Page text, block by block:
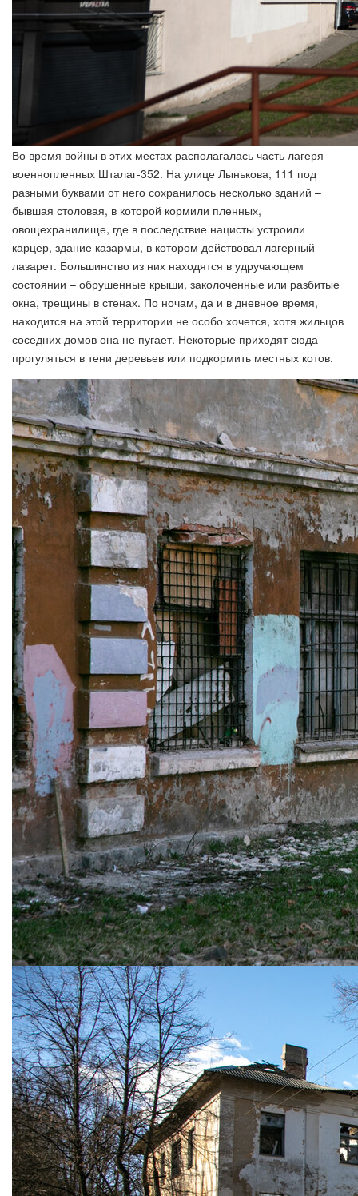
Во время войны в этих местах располагалась часть лагеря
военнопленных Шталаг-352. На улице Лынькова, 111 под
разными буквами от него сохранилось несколько зданий –
бывшая столовая, в которой кормили пленных,
овощехранилище, где в последствие нацисты устроили
карцер, здание казармы, в котором действовал лагерный
лазарет. Большинство из них находятся в удручающем
состоянии – обрушенные крыши, заколоченные или разбитые
окна, трещины в стенах. По ночам, да и в дневное время,
находится на этой территории не особо хочется, хотя жильцов
соседних домов она не пугает. Некоторые приходят сюда
прогуляться в тени деревьев или подкормить местных котов.